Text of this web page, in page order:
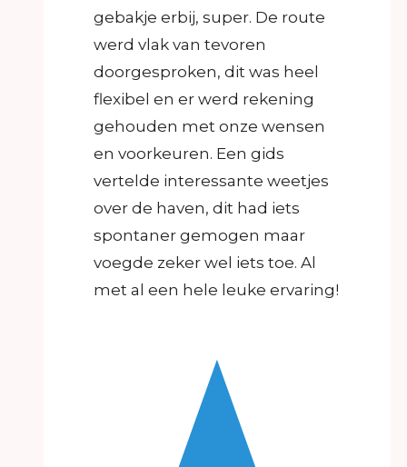
gebakje erbij, super. De route
werd vlak van tevoren
doorgesproken, dit was heel
flexibel en er werd rekening
gehouden met onze wensen
en voorkeuren. Een gids
vertelde interessante weetjes
over de haven, dit had iets
spontaner gemogen maar
voegde zeker wel iets toe. Al
met al een hele leuke ervaring!